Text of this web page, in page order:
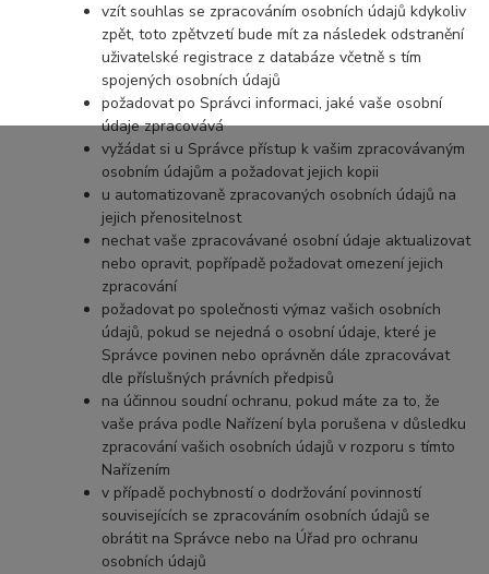
vzít souhlas se zpracováním osobních údajů kdykoliv
zpět, toto zpětvzetí bude mít za následek odstranění
uživatelské registrace z databáze včetně s tím
spojených osobních údajů
požadovat po Správci informaci, jaké vaše osobní
údaje zpracovává
vyžádat si u Správce přístup k vašim zpracovávaným
osobním údajům a požadovat jejich kopii
u automatizovaně zpracovaných osobních údajů na
jejich přenositelnost
nechat vaše zpracovávané osobní údaje aktualizovat
nebo opravit, popřípadě požadovat omezení jejich
zpracování
požadovat po společnosti výmaz vašich osobních
údajů, pokud se nejedná o osobní údaje, které je
Správce povinen nebo oprávněn dále zpracovávat
dle příslušných právních předpisů
na účinnou soudní ochranu, pokud máte za to, že
vaše práva podle Nařízení byla porušena v důsledku
zpracování vašich osobních údajů v rozporu s tímto
Nařízením
v případě pochybností o dodržování povinností
souvisejících se zpracováním osobních údajů se
obrátit na Správce nebo na Úřad pro ochranu
osobních údajů